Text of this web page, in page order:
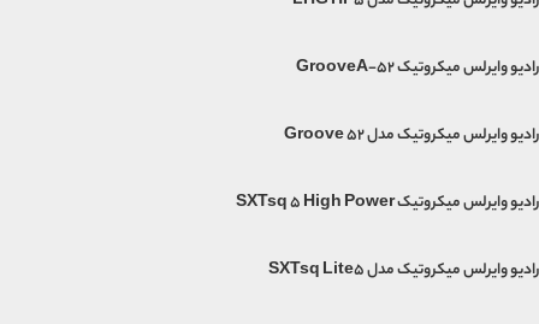
رادیو وایرلس میکروتیک GrooveA-52
رادیو وایرلس میکروتیک مدل Groove 52
رادیو وایرلس میکروتیک SXTsq 5 High Power
رادیو وایرلس میکروتیک مدل SXTsq Lite5